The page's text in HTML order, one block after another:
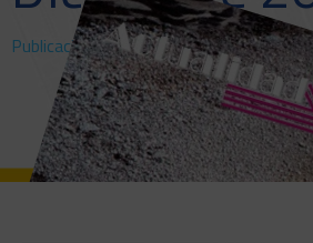
Publicaciones>SEM@foro> Diciembre